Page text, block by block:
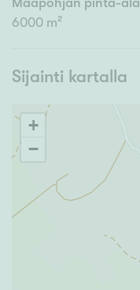
6000 m²
Sijainti kartalla
+
−